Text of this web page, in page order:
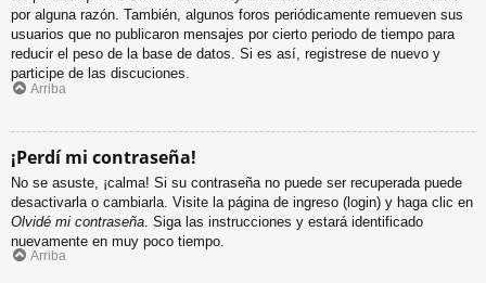
por alguna razón. También, algunos foros periódicamente remueven sus
usuarios que no publicaron mensajes por cierto periodo de tiempo para
reducir el peso de la base de datos. Si es así, registrese de nuevo y
participe de las discuciones.
Arriba
¡Perdí mi contraseña!
No se asuste, ¡calma! Si su contraseña no puede ser recuperada puede
desactivarla o cambiarla. Visite la página de ingreso (login) y haga clic en
Olvidé mi contraseña . Siga las instrucciones y estará identificado
nuevamente en muy poco tiempo.
Arriba